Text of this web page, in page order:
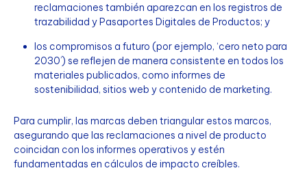
reclamaciones también aparezcan en los registros de
trazabilidad y Pasaportes Digitales de Productos; y
los compromisos a futuro (por ejemplo, ‘cero neto para
2030’) se reflejen de manera consistente en todos los
materiales publicados, como informes de
sostenibilidad, sitios web y contenido de marketing.
Para cumplir, las marcas deben triangular estos marcos,
asegurando que las reclamaciones a nivel de producto
coincidan con los informes operativos y estén
fundamentadas en cálculos de impacto creíbles.